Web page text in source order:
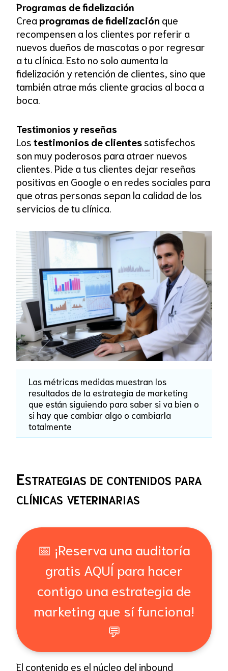
Programas de fidelización
Creaprogramas de fidelizaciónque
recompensen a los clientes por referir a
nuevos dueños de mascotas o por regresar
a tu clínica. Esto no solo aumenta la
fidelización y retención de clientes, sino que
también atrae más cliente gracias al boca a
boca.
Testimonios y reseñas
Lostestimonios de clientessatisfechos
son muy poderosos para atraer nuevos
clientes. Pide a tus clientes dejar reseñas
positivas en Google o en redes sociales para
que otras personas sepan la calidad de los
servicios de tu clínica.
Las métricas medidas muestran los
resultados de la estrategia de marketing
que están siguiendo para saber si va bien o
si hay que cambiar algo o cambiarla
totalmente
Estrategias de contenidos para
clínicas veterinarias
📅 ¡Reserva una auditoría
gratis AQUÍ para hacer
contigo una estrategia de
marketing que sí funciona!
💬
El contenido es el núcleo del inbound